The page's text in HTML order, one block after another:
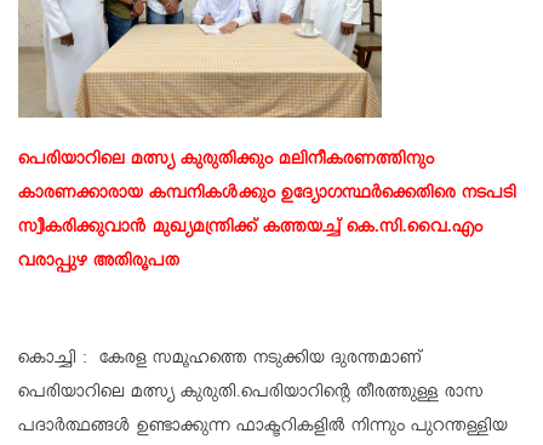
പെരിയാറിലെ മത്സ്യ കുരുതിക്കും മലിനീകരണത്തിനും
കാരണക്കാരായ കമ്പനികൾക്കും ഉദ്യോഗസ്ഥർക്കെതിരെ നടപടി
സ്വീകരിക്കുവാൻ മുഖ്യമന്ത്രിക്ക് കത്തയച്ച് കെ.സി.വൈ.എം
വരാപ്പുഴ അതിരൂപത
കൊച്ചി : കേരള സമൂഹത്തെ നടുക്കിയ ദുരന്തമാണ്
പെരിയാറിലെ മത്സ്യ കുരുതി.പെരിയാറിന്റെ തീരത്തുള്ള രാസ
പദാർത്ഥങ്ങൾ ഉണ്ടാക്കുന്ന ഫാക്ടറികളിൽ നിന്നും പുറന്തള്ളിയ